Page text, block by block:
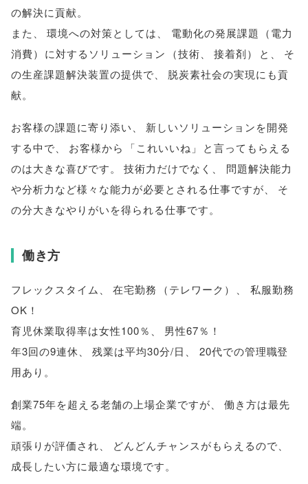
の解決に貢献。
また 、 環境への対策としては、 電動化の発展課題 （電力
消費） に対するソリューション （技術、 接着剤） と 、
そ
の生産課題解決装置の提供で、
脱炭素社会の実現にも貢
献。
お客様の課題に寄り添い、
新しいソリューションを開発
する中で、 お客様から 「これいいね 」
と言ってもらえる
のは大きな喜びです。 技術力だけでなく 、
問題解決能力
や分析力など様々な能力が必要とされる仕事ですが、
そ
の分大きなやりがいを得られる仕事です。
働き方
フレックスタイム、 在宅勤務 （テレワーク ） 、
私服勤務
OK！
育児休業取得率は女性100％ 、
男性67％！
年3回の9連休、 残業は平均30分/日 、
20代での管理職登
用あり 。
創業75年を超える老舗の上場企業ですが、
働き方は最先
端。
頑張りが評価され、 どんどんチャンスがもらえるので、
成長したい方に最適な環境です。